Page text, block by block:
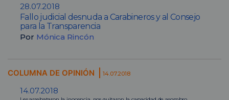
28.07.2018
Fallo judicial desnuda a Carabineros y al Consejo
para la Transparencia
Por Mónica Rincón
COLUMNA DE OPINIÓN 14.07.2018
14.07.2018